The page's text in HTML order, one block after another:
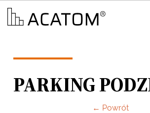
PARKING
← Powrót